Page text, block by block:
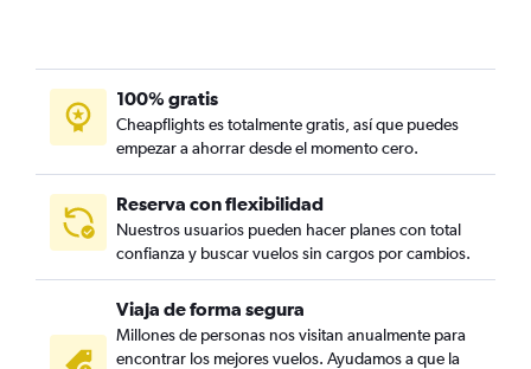
100% gratis
Cheapflights es totalmente gratis, así que puedes
empezar a ahorrar desde el momento cero.
Reserva con flexibilidad
Nuestros usuarios pueden hacer planes con total
confianza y buscar vuelos sin cargos por cambios.
Viaja de forma segura
Millones de personas nos visitan anualmente para
encontrar los mejores vuelos. Ayudamos a que la